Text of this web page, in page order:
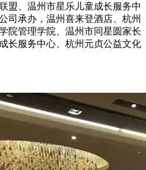
盟、温州市星乐儿童成长服务中
司承办，温州喜来登酒店、杭州
院管理学院、温州市同星圆家长
长服务中心、杭州元贞公益文化